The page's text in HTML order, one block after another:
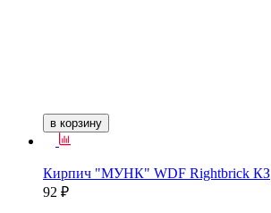
в корзину
Кирпич "МУНК" WDF Rightbrick КЗ
92 ₽